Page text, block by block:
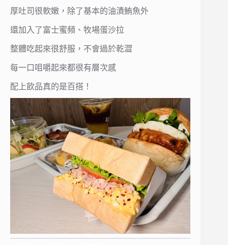
厚吐司很軟嫩，除了基本的油漬鮪魚外
還加入了富士蜜頻、牧場蛋沙拉
整體吃起來很舒服，不會過於乾澀
每一口咀嚼起來都很有層次感
配上飲品真的是百搭！